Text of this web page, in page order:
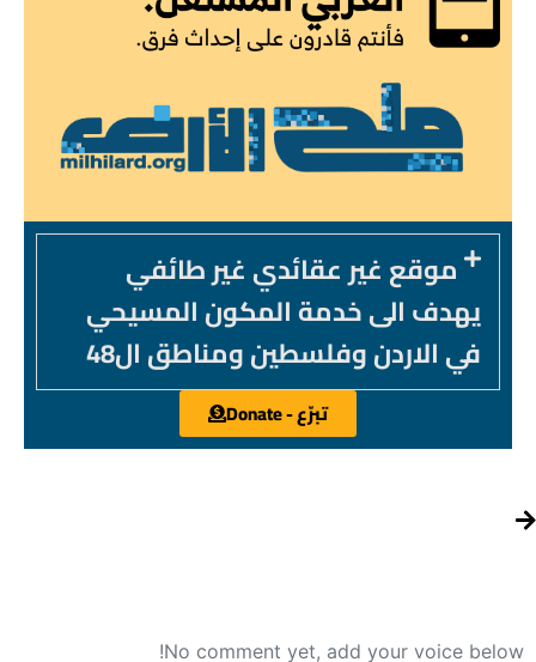
موقع غير عقائدي غير طائفي
يهدف الى خدمة المكون المسيحي
في الاردن وفلسطين ومناطق ال48
تبرّع - Donate
No comment yet, add your voice below!